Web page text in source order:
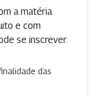
a matéria
e com
se inscrever.
das